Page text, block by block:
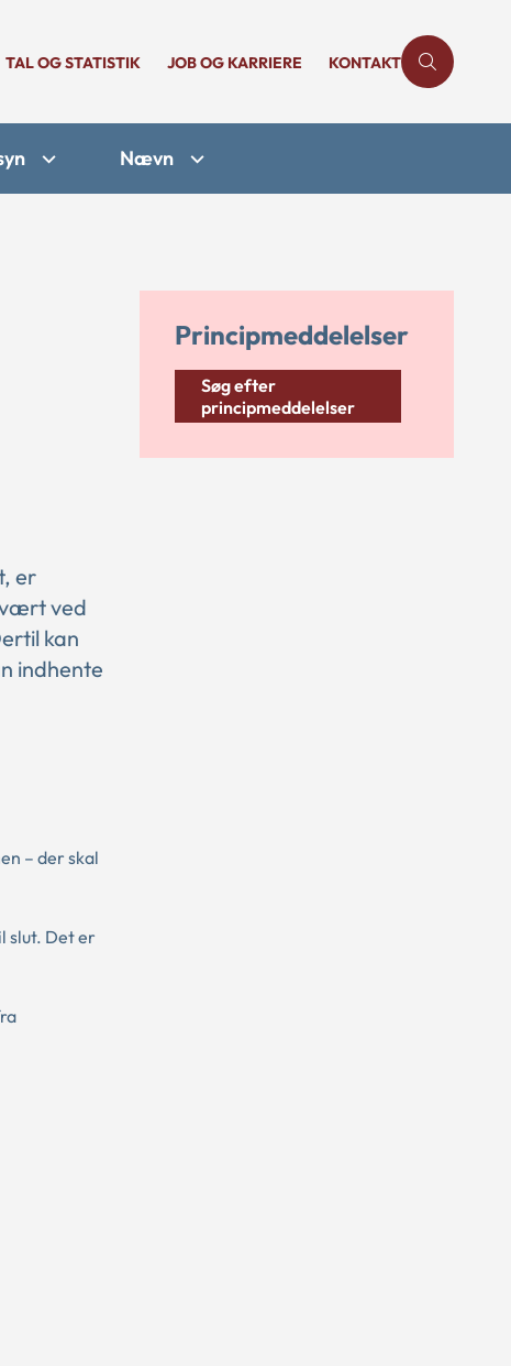
TAL OG STATISTIK JOB OG KARRIERE KONTAKT
Nævn
er
ved
kan
indhente
– der skal
slut. Det er
Principmeddelelser
Søg efter
principmeddelelser